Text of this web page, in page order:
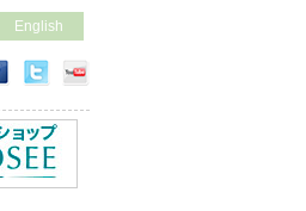
English